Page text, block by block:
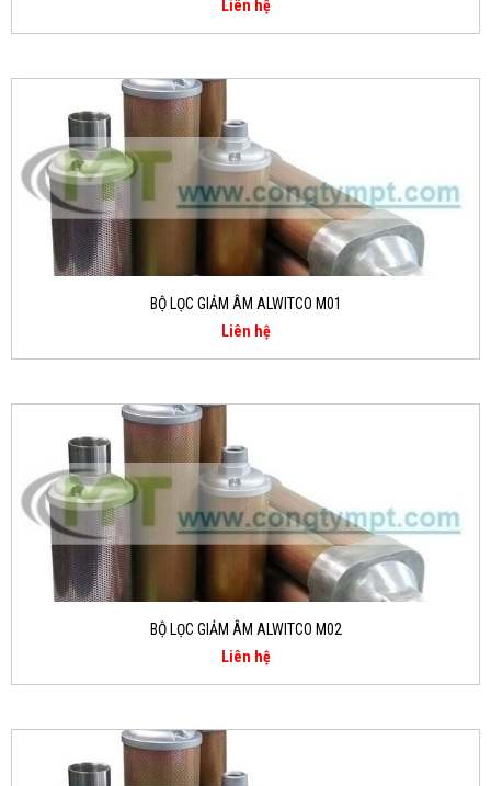
Liên hệ
BỘ LỌC GIẢM ÂM ALWITCO M01
Liên hệ
BỘ LỌC GIẢM ÂM ALWITCO M02
Liên hệ